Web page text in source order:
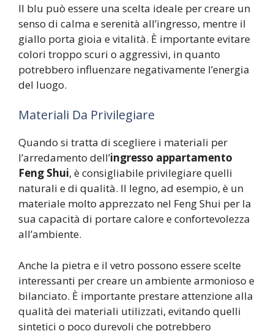
Il blu può essere una scelta ideale per creare un
senso di calma e serenità all’ingresso, mentre il
giallo porta gioia e vitalità. È importante evitare
colori troppo scuri o aggressivi, in quanto
potrebbero influenzare negativamente l’energia
del luogo.
Materiali Da Privilegiare
Quando si tratta di scegliere i materiali per
l’arredamento dell’ingresso appartamento
Feng Shui, è consigliabile privilegiare quelli
naturali e di qualità. Il legno, ad esempio, è un
materiale molto apprezzato nel Feng Shui per la
sua capacità di portare calore e confortevolezza
all’ambiente.
Anche la pietra e il vetro possono essere scelte
interessanti per creare un ambiente armonioso e
bilanciato. È importante prestare attenzione alla
qualità dei materiali utilizzati, evitando quelli
sintetici o poco durevoli che potrebbero